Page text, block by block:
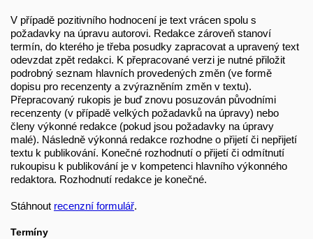
V případě pozitivního hodnocení je text vrácen spolu s
požadavky na úpravu autorovi. Redakce zároveň stanoví
termín, do kterého je třeba posudky zapracovat a upravený text
odevzdat zpět redakci. K přepracované verzi je nutné přiložit
podrobný seznam hlavních provedených změn (ve formě
dopisu pro recenzenty a zvýrazněním změn v textu).
Přepracovaný rukopis je buď znovu posuzován původními
recenzenty (v případě velkých požadavků na úpravy) nebo
členy výkonné redakce (pokud jsou požadavky na úpravy
malé). Následně výkonná redakce rozhodne o přijetí či nepřijetí
textu k publikování. Konečné rozhodnutí o přijetí či odmítnutí
rukoupisu k publikování je v kompetenci hlavního výkonného
redaktora. Rozhodnutí redakce je konečné.
Stáhnout recenzní formulář.
Termíny